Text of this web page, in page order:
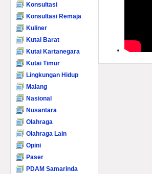
Konsultasi
Konsultasi Remaja
Kuliner
Kutai Barat
Kutai Kartanegara
Kutai Timur
Lingkungan Hidup
Malang
Nasional
Nusantara
Olahraga
Olahraga Lain
Opini
Paser
PDAM Samarinda